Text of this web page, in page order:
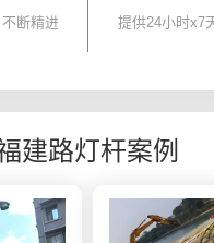
断精进
提供24小时x7
建路灯杆案例